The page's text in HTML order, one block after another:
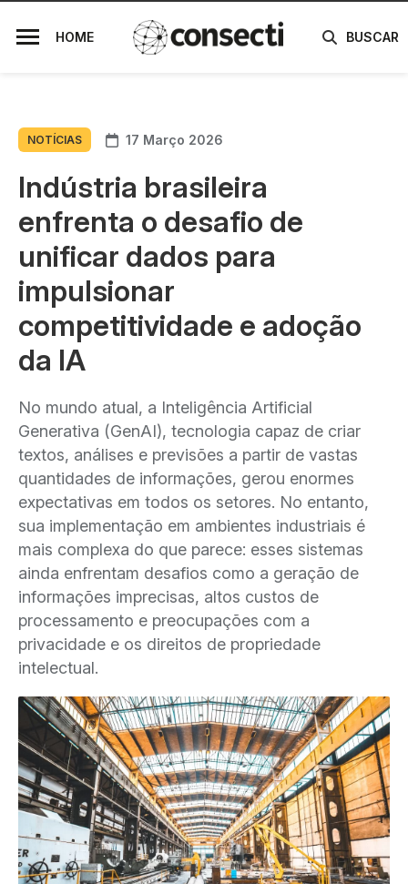
HOME BUSCAR
NOTÍCIAS 17 Março 2026
Indústria brasileira
enfrenta o desafio de
unificar dados para
impulsionar
competitividade e adoção
da IA
No mundo atual, a Inteligência Artificial
Generativa (GenAI), tecnologia capaz de criar
textos, análises e previsões a partir de vastas
quantidades de informações, gerou enormes
expectativas em todos os setores. No entanto,
sua implementação em ambientes industriais é
mais complexa do que parece: esses sistemas
ainda enfrentam desafios como a geração de
informações imprecisas, altos custos de
processamento e preocupações com a
privacidade e os direitos de propriedade
intelectual.